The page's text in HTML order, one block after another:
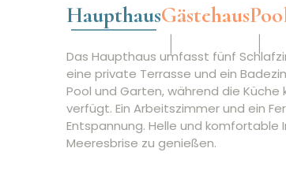
HaupthausGästehaus
Das Haupthaus umfasst fünf
eine private Terrasse und ein
Pool und Garten, während die
verfügt. Ein Arbeitszimmer und ein
Entspannung. Helle und
Meeresbrise zu genießen.